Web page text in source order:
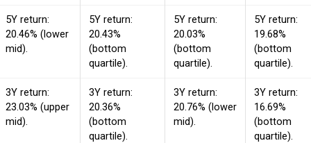
5Y return:
20.46% (lower
mid).
5Y return:
20.43%
(bottom
quartile).
5Y return:
20.03%
(bottom
quartile).
5Y return:
19.68%
(bottom
quartile).
3Y return:
23.03% (upper
mid).
3Y return:
20.36%
(bottom
quartile).
3Y return:
20.76% (lower
mid).
3Y return:
16.69%
(bottom
quartile).